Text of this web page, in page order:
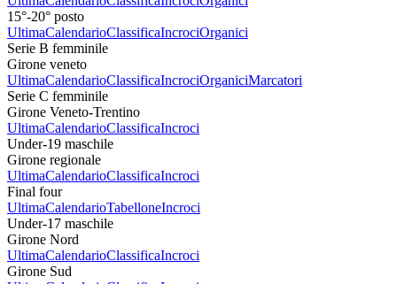
15°-20° posto
UltimaCalendarioClassificaIncrociOrganici
Serie B femminile
Girone veneto
UltimaCalendarioClassificaIncrociOrganiciMarcatori
Serie C femminile
Girone Veneto-Trentino
UltimaCalendarioClassificaIncroci
Under-19 maschile
Girone regionale
UltimaCalendarioClassificaIncroci
Final four
UltimaCalendarioTabelloneIncroci
Under-17 maschile
Girone Nord
UltimaCalendarioClassificaIncroci
Girone Sud